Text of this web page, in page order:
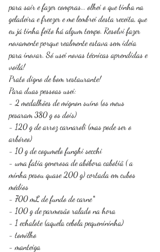
para sair e fazer compras... olhei o que tinha na
geladeira e freezer e me lembrei desta receita, que
eu já tinha feito há algum tempo. Resolvi fazer
novamente porque realmente estava sem ideia
para inovar. Só usei novas técnicas aprendidas e
voilá!
Prato digno de bom restaurante!
Para duas pessoas usei:
- 2 medalhões de mignon suíno (os meus
pesaram 380 g os dois)
- 120 g de arroz carnaroli (mas pode ser o
arbóreo)
- 10 g de cogumelo funghi secchi
- uma fatia generosa de abóbora cabotiã ( a
minha pesou quase 200 g) cortada em cubos
médios
- 700 mL de fundo de carne*
- 100 g de parmesão ralado na hora
- 1 echalote (aquela cebola pequenininha)
- tomilho
- manteiga